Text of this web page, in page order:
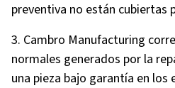
preventiva no están cubiertas
3. Cambro Manufacturing
normales generados por la
una pieza bajo garantía en los